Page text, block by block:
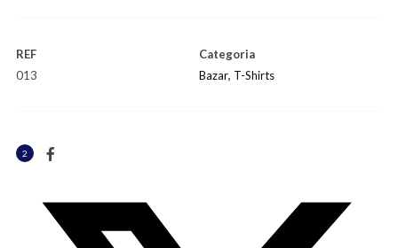
Amarelo
REF
013
Categoria
Bazar, T-Shirts
2